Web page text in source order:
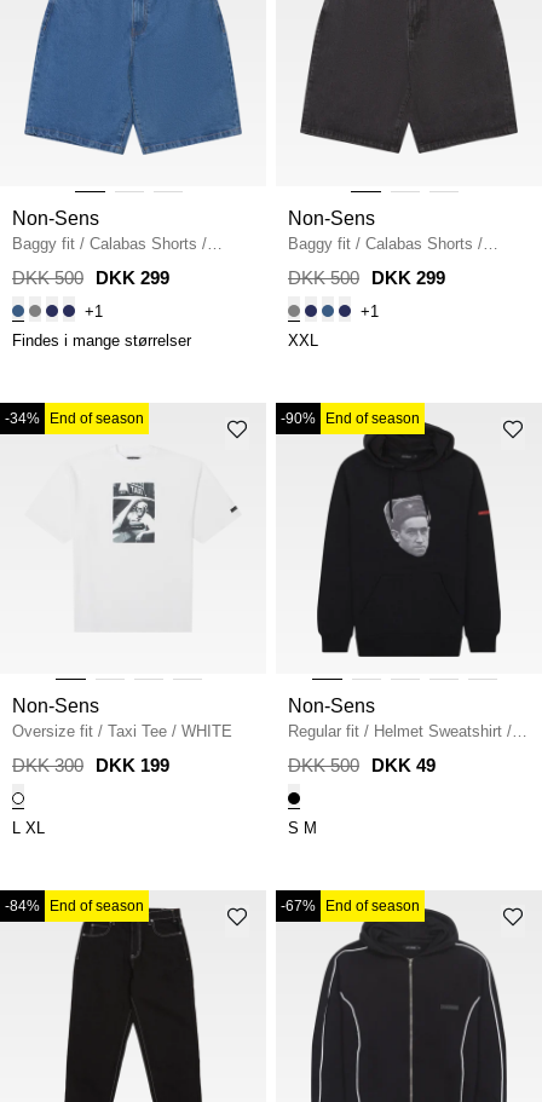
Non-Sens
Baggy fit / Calabas Shorts /
MID.BLUE
DKK 500 DKK 299
+1
Findes i mange størrelser
Non-Sens
Baggy fit / Calabas Shorts /
GREY
DKK 500 DKK 299
+1
XXL
-34% End of season
Non-Sens
Oversize fit / Taxi Tee / WHITE
DKK 300 DKK 199
L XL
-90% End of season
Non-Sens
Regular fit / Helmet Sweatshirt /
BLACK
DKK 500 DKK 49
S M
-84% End of season -67% End of season